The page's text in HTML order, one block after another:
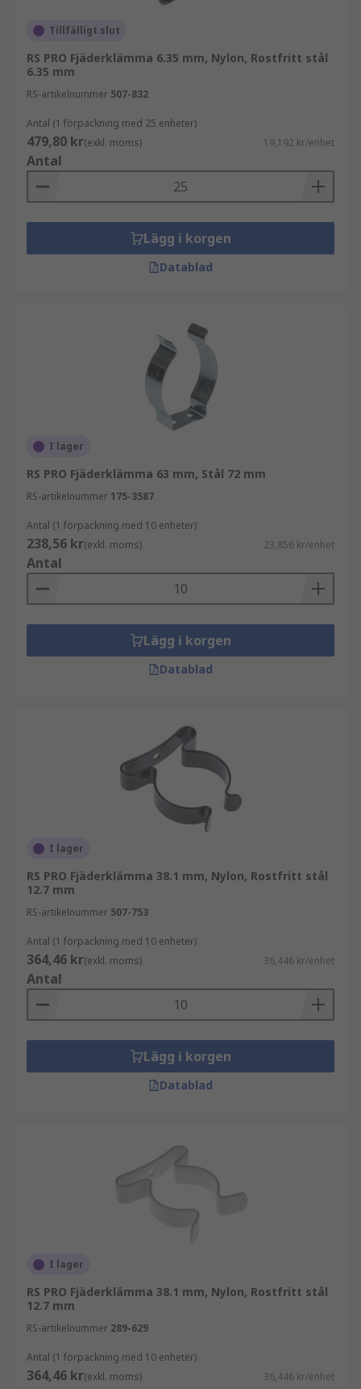
Tillfälligt slut
RS PRO Fjäderklämma 6.35 mm, Nylon, Rostfritt stål
6.35 mm
RS-artikelnummer 507-832
Antal (1 förpackning med 25 enheter)
479,80 kr(exkl. moms) 19,192 kr/enhet
Antal
Lägg i korgen
Datablad
I lager
RS PRO Fjäderklämma 63 mm, Stål 72 mm
RS-artikelnummer 175-3587
Antal (1 förpackning med 10 enheter)
238,56 kr(exkl. moms) 23,856 kr/enhet
Antal
Lägg i korgen
Datablad
I lager
RS PRO Fjäderklämma 38.1 mm, Nylon, Rostfritt stål
12.7 mm
RS-artikelnummer 507-753
Antal (1 förpackning med 10 enheter)
364,46 kr(exkl. moms) 36,446 kr/enhet
Antal
Lägg i korgen
Datablad
I lager
RS PRO Fjäderklämma 38.1 mm, Nylon, Rostfritt stål
12.7 mm
RS-artikelnummer 289-629
Antal (1 förpackning med 10 enheter)
364,46 kr(exkl. moms) 36,446 kr/enhet